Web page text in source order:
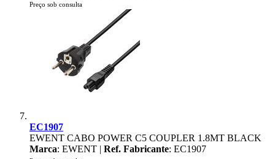
Preço sob consulta
EC1907
EWENT CABO POWER C5 COUPLER 1.8MT BLACK
Marca: EWENT | Ref. Fabricante: EC1907